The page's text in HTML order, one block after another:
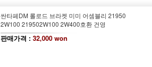
싼타페DM 롤로드 브라켓 미미 어셈블리 21950
2W100 219502W100 2W400호환 건영
판매가격 : 32,000 won